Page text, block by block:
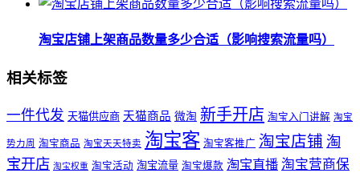
淘宝店铺上架商品数量多少合适（影响搜索流量吗）
相关标签
一件代发 天猫供应商 天猫商品 微淘 新手开店 淘宝入门讲解 淘宝
势力周 淘宝商品 淘宝天天特卖 淘宝客 淘宝客推广 淘宝店铺 淘
宝开店 淘宝权重 淘宝活动 淘宝流量 淘宝爆款 淘宝直播 淘宝营商保